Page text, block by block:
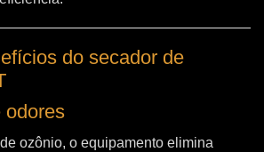
do secador de
odores
ozônio, o equipamento elimina